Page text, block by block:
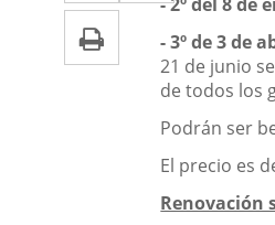
aplicación
externa.
aplicación
externa.
una
aplicación
externa.
Imprimir- 3º de 3 de
21 de junio
de todos los
Podrán ser
El precio es
Renovación